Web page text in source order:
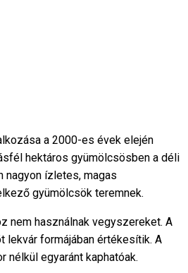
a 2000-es évek elején
hektáros gyümölcsösben a déli
ízletes, magas
gyümölcsök teremnek.
nem használnak vegyszereket. A
lekvár formájában értékesítik. A
nélkül egyaránt kaphatóak.